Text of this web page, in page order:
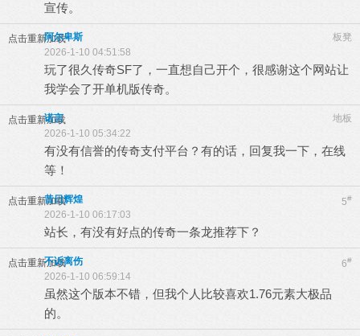
宣传。
点击重新加载 板凳
阿尔卑斯
2026-1-10 04:51:58
玩了很久传奇SF了，一直想自己开个，很感谢这个网站让
我学会了开单机版传奇。
点击重新加载 地板
诺言
2026-1-10 05:34:22
有没有信誉的传奇支付平台？有的话，回复我一下，在线
等！
点击重新加载 5#
昔日辉煌
2026-1-10 06:17:03
站长，有没有好点的传奇一条龙推荐下？
点击重新加载 6#
不诉离伤
2026-1-10 06:59:14
虽然这个版本不错，但我个人比较喜欢1.76元素大极品
的。